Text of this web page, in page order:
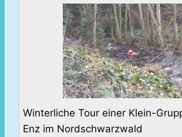
Winterliche Tour einer Klein-
Enz im Nordschwarzwald